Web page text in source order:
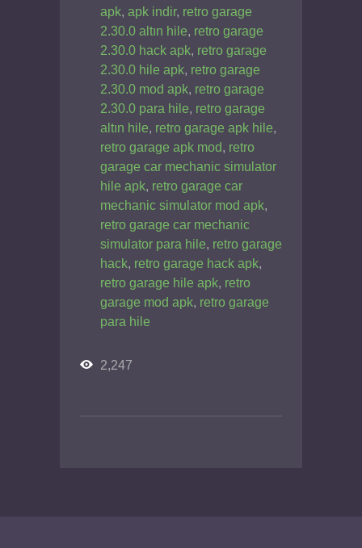
apk, apk indir, retro garage
2.30.0 altın hile, retro garage
2.30.0 hack apk, retro garage
2.30.0 hile apk, retro garage
2.30.0 mod apk, retro garage
2.30.0 para hile, retro garage
altın hile, retro garage apk hile,
retro garage apk mod, retro
garage car mechanic simulator
hile apk, retro garage car
mechanic simulator mod apk,
retro garage car mechanic
simulator para hile, retro garage
hack, retro garage hack apk,
retro garage hile apk, retro
garage mod apk, retro garage
para hile
2,247